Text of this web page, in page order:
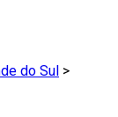
do Sul >